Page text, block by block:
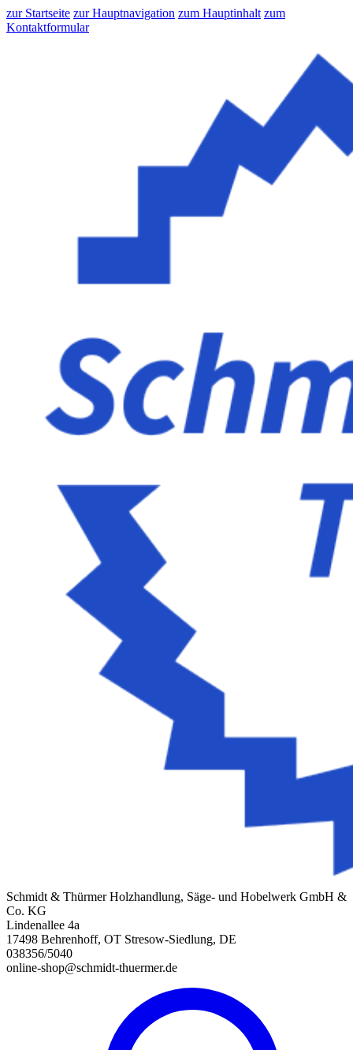
zur Startseite zur Hauptnavigation zum Hauptinhalt zum
Kontaktformular
Schmidt & Thürmer Holzhandlung, Säge- und Hobelwerk GmbH &
Co. KG
Lindenallee 4a
17498 Behrenhoff, OT Stresow-Siedlung, DE
038356/5040
online-shop@schmidt-thuermer.de